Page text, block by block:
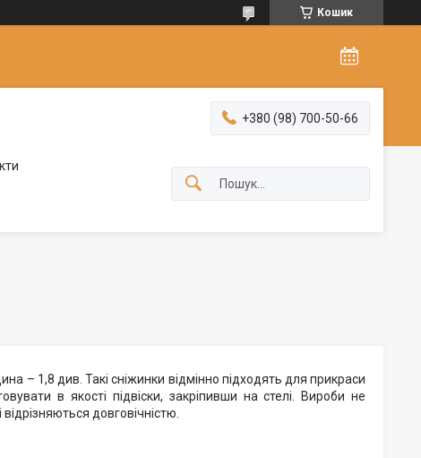
Кошик
+380 (98) 700-50-66
– 1,8 див. Такі сніжинки відмінно підходять для прикраси
в якості підвіски, закріпивши на стелі. Вироби не
довговічністю.